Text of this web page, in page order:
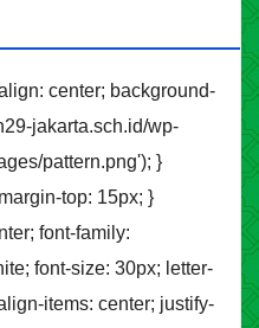
center; background-
jakarta.sch.id/wp-
pattern.png'); }
top: 15px; }
font-family:
font-size: 30px; letter-
items: center; justify-